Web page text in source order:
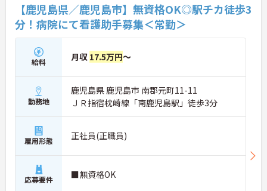
【鹿児島県／鹿児島市】無資格OK◎駅チカ徒歩3
分！病院にて看護助手募集＜常勤＞
給料 月収 17.5万円～
勤務地
鹿児島県 鹿児島市 南郡元町11-11
ＪＲ指宿枕崎線「南鹿児島駅」徒歩3分
雇用形態 正社員(正職員)
応募要件 ■無資格OK